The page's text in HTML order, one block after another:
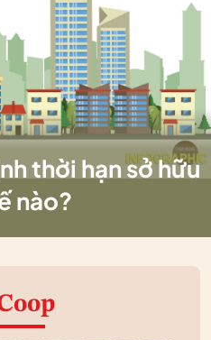
thời hạn sở hữu
nào?